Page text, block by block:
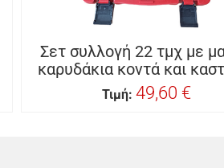
Σετ συλλογή 22 τμχ με
καρυδάκια κοντά και
Τιμή: 49,60 €